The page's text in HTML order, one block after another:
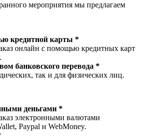
мероприятия мы предлагаем
кредитной карты *
онлайн с помощью кредитных карт
банковского перевода *
так и для физических лиц.
деньгами *
электронными валютами
Paypal и WebMoney.